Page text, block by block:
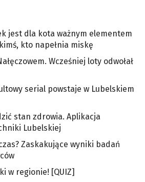
jest dla kota ważnym elementem
kto napełnia miskę
Wcześniej loty odwołał
serial powstaje w Lubelskiem
stan zdrowia. Aplikacja
Lubelskiej
Zaskakujące wyniki badań
w regionie! [QUIZ]